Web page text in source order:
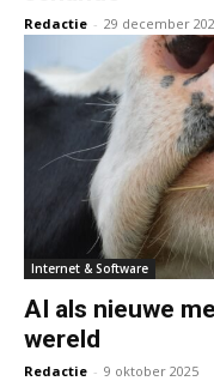
Redactie - 29 december
Internet & Software
AI als nieuwe
wereld
Redactie - 9 oktober 2025